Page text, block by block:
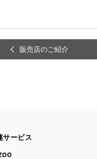
販売店のご紹介
サービス